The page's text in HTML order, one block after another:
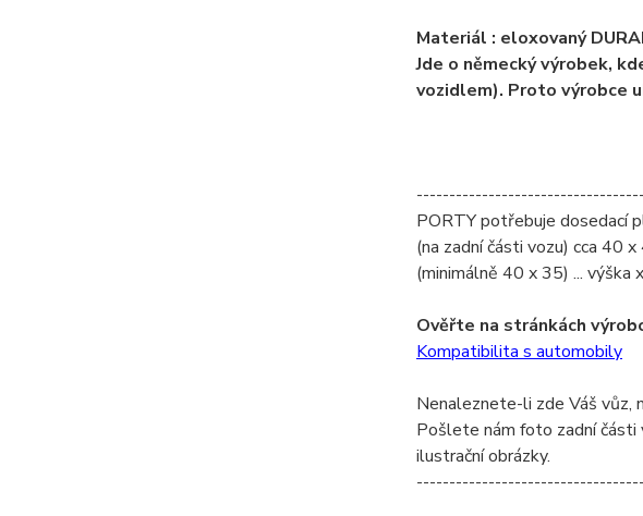
Materiál : eloxovaný
Jde o německý výrobek,
vozidlem). Proto výrobce
PORTY potřebuje dosedací
(na zadní části vozu) cca 40 x
(minimálně 40 x 35) ... výška
Ověřte na stránkách
Kompatibilita s automobily
Nenaleznete-li zde Váš vůz,
Pošlete nám foto zadní části
ilustrační obrázky.